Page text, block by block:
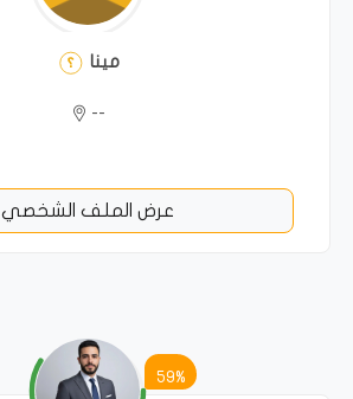
مينا
--
عرض الملف الشخصي
59%